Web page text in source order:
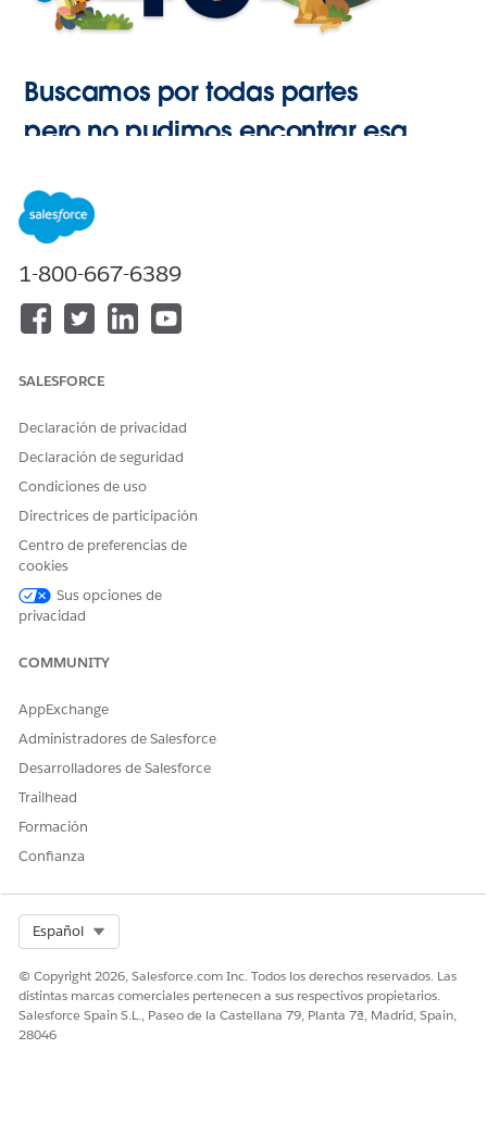
Buscamos por todas partes
pero no pudimos encontrar esa
1-800-667-6389
SALESFORCE
Declaración de privacidad
Declaración de seguridad
Condiciones de uso
Directrices de participación
Centro de preferencias de
cookies
Sus opciones de
privacidad
COMMUNITY
AppExchange
Administradores de Salesforce
Desarrolladores de Salesforce
Trailhead
Formación
Confianza
Español
© Copyright 2026, Salesforce.com Inc. Todos los derechos reservados. Las
distintas marcas comerciales pertenecen a sus respectivos propietarios.
Salesforce Spain S.L., Paseo de la Castellana 79, Planta 7ª, Madrid, Spain,
28046